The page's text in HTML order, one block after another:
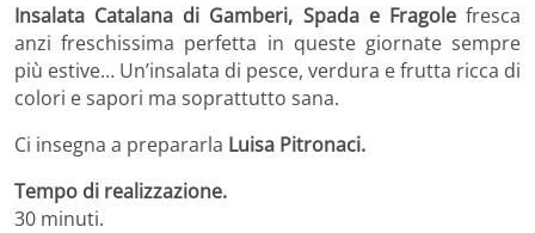
Insalata Catalana di Gamberi, Spada e Fragole fresca
anzi freschissima perfetta in queste giornate sempre
più estive… Un’insalata di pesce, verdura e frutta ricca di
colori e sapori ma soprattutto sana.
Ci insegna a prepararla Luisa Pitronaci.
Tempo di realizzazione.
30 minuti.